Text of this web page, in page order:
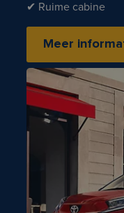
✔ Ruime cabine
Meer